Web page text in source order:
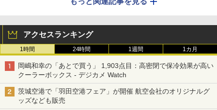
アクセスランキング
1時間 24時間 1週間 1カ月
岡嶋和幸の「あとで買う」 1,903点目：高密閉で保冷効果が高い
クーラーボックス - デジカメ Watch
茨城空港で「羽田空港フェア」が開催 航空会社のオリジナルグ
ッズなども販売